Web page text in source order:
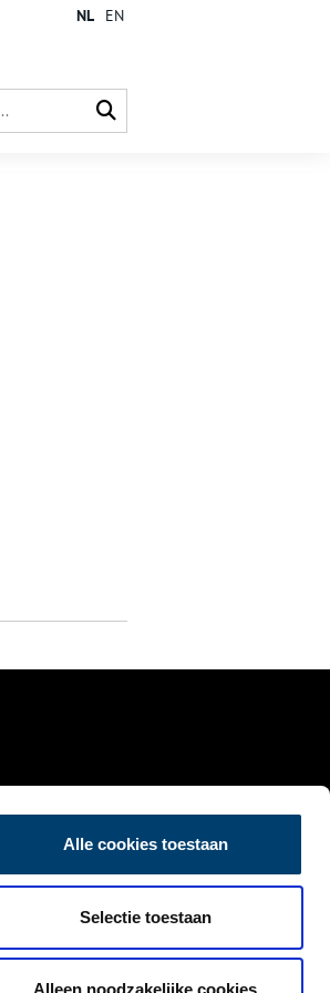
Alle cookies toestaan
Selectie toestaan
Alleen noodzakelijke cookies
NL EN